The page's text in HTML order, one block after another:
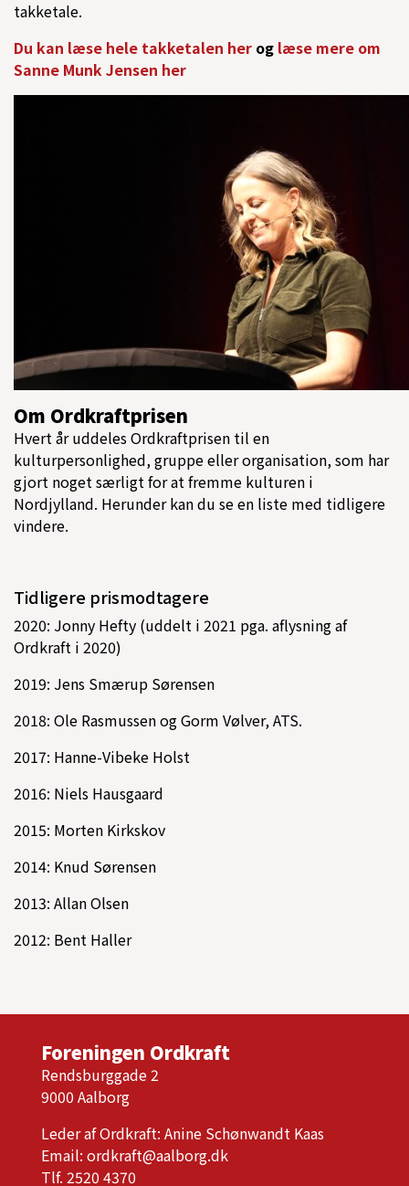
takketale.
Du kan læse hele takketalen her og læse mere om
Sanne Munk Jensen her
Om Ordkraftprisen
Hvert år uddeles Ordkraftprisen til en
kulturpersonlighed, gruppe eller organisation, som har
gjort noget særligt for at fremme kulturen i
Nordjylland. Herunder kan du se en liste med tidligere
vindere.
Tidligere prismodtagere
2020: Jonny Hefty (uddelt i 2021 pga. aflysning af
Ordkraft i 2020)
2019: Jens Smærup Sørensen
2018: Ole Rasmussen og Gorm Vølver, ATS.
2017: Hanne-Vibeke Holst
2016: Niels Hausgaard
2015: Morten Kirkskov
2014: Knud Sørensen
2013: Allan Olsen
2012: Bent Haller
Foreningen Ordkraft
Rendsburggade 2
9000 Aalborg
Leder af Ordkraft: Anine Schønwandt Kaas
Email: ordkraft@aalborg.dk
Tlf. 2520 4370